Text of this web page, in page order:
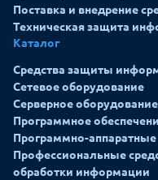
Поставка и внедрение
Техническая защита
Каталог
Средства защиты
Сетевое оборудование
Серверное оборудование
Программное
Программно-
Профессиональные
обработки информации